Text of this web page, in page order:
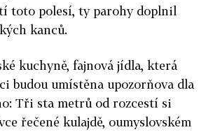
toto po­lesí, ty parohy doplnil
kanců.
kuchyně, fajnová jídla, která
budou umístěna upozorňova­ dla
Tři sta metrů od rozcestí si
řečené kulajdě, oumyslovském